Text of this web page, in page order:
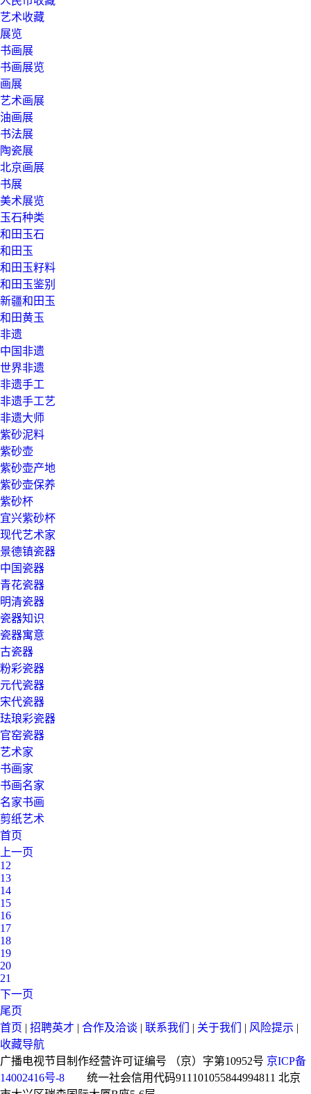
艺术收藏
展览
书画展
书画展览
画展
艺术画展
油画展
书法展
陶瓷展
北京画展
书展
美术展览
玉石种类
和田玉石
和田玉
和田玉籽料
和田玉鉴别
新疆和田玉
和田黄玉
非遗
中国非遗
世界非遗
非遗手工
非遗手工艺
非遗大师
紫砂泥料
紫砂壶
紫砂壶产地
紫砂壶保养
紫砂杯
宜兴紫砂杯
现代艺术家
景德镇瓷器
中国瓷器
青花瓷器
明清瓷器
瓷器知识
瓷器寓意
古瓷器
粉彩瓷器
元代瓷器
宋代瓷器
珐琅彩瓷器
官窑瓷器
艺术家
书画家
书画名家
名家书画
剪纸艺术
首页
上一页
12
13
14
15
16
17
18
19
20
21
下一页
尾页
首页 | 招聘英才 | 合作及洽谈 | 联系我们 | 关于我们 | 风险提示 |
收藏导航
广播电视节目制作经营许可证编号 （京）字第10952号 京ICP备
14002416号-8 统一社会信用代码911101055844994811 北京